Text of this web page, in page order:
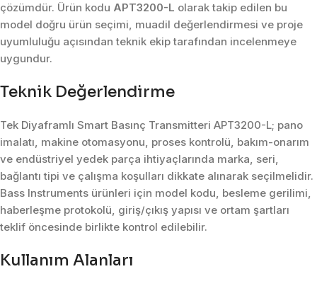
çözümdür. Ürün kodu APT3200-L olarak takip edilen bu
model doğru ürün seçimi, muadil değerlendirmesi ve proje
uyumluluğu açısından teknik ekip tarafından incelenmeye
uygundur.
Teknik Değerlendirme
Tek Diyaframlı Smart Basınç Transmitteri APT3200-L; pano
imalatı, makine otomasyonu, proses kontrolü, bakım-onarım
ve endüstriyel yedek parça ihtiyaçlarında marka, seri,
bağlantı tipi ve çalışma koşulları dikkate alınarak seçilmelidir.
Bass Instruments ürünleri için model kodu, besleme gerilimi,
haberleşme protokolü, giriş/çıkış yapısı ve ortam şartları
teklif öncesinde birlikte kontrol edilebilir.
Kullanım Alanları